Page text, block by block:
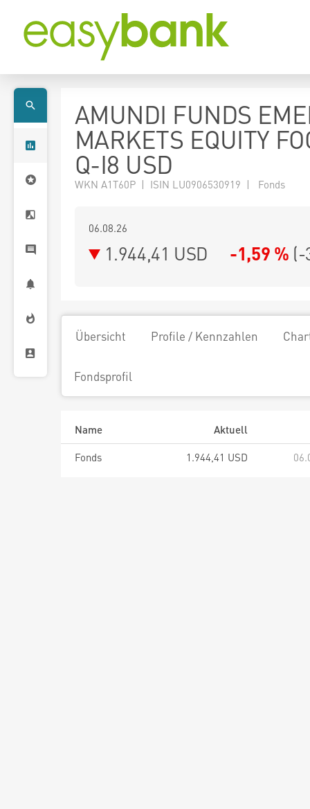
AMUNDI FUNDS
MARKETS EQUITY
Q-I8 USD
WKN A1T60P | ISIN LU0906530919 | Fonds
06.08.26
1.944,41 USD -1,59 % (-
Übersicht Profile / Kennzahlen
Fondsprofil
Name
Aktuell
Fonds
1.944,41 USD